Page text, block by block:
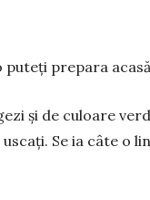
puteți prepara
și de cu­loare
Se ia câte o